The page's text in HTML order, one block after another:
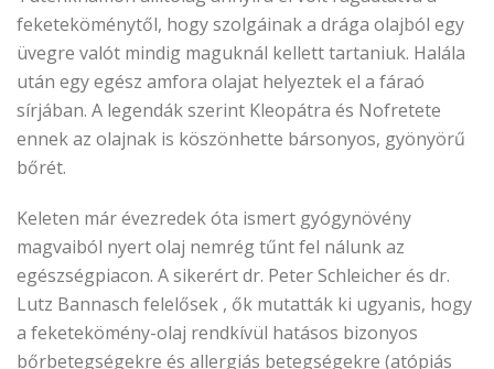
feketeköménytől, hogy szolgáinak a drága olajból egy
üvegre valót mindig maguknál kellett tartaniuk. Halála
után egy egész amfora olajat helyeztek el a fáraó
sírjában. A legendák szerint Kleopátra és Nofretete
ennek az olajnak is köszönhette bársonyos, gyönyörű
bőrét.
Keleten már évezredek óta ismert gyógynövény
magvaiból nyert olaj nemrég tűnt fel nálunk az
egészségpiacon. A sikerért dr. Peter Schleicher és dr.
Lutz Bannasch felelősek , ők mutatták ki ugyanis, hogy
a feketekömény-olaj rendkívül hatásos bizonyos
bőrbetegségekre és allergiás betegségekre (atópiás